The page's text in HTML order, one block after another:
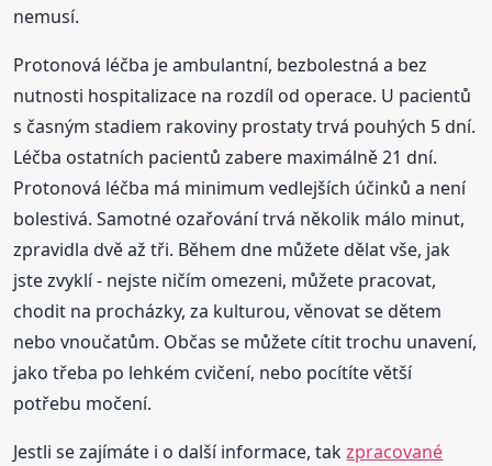
nemusí.
Protonová léčba je ambulantní, bezbolestná a bez
nutnosti hospitalizace na rozdíl od operace. U pacientů
s časným stadiem rakoviny prostaty trvá pouhých 5 dní.
Léčba ostatních pacientů zabere maximálně 21 dní.
Protonová léčba má minimum vedlejších účinků a není
bolestivá. Samotné ozařování trvá několik málo minut,
zpravidla dvě až tři. Během dne můžete dělat vše, jak
jste zvyklí - nejste ničím omezeni, můžete pracovat,
chodit na procházky, za kulturou, věnovat se dětem
nebo vnoučatům. Občas se můžete cítit trochu unavení,
jako třeba po lehkém cvičení, nebo pocítíte větší
potřebu močení.
Jestli se zajímáte i o další informace, takzpracované